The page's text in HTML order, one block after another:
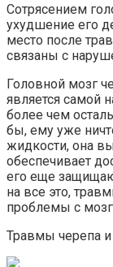
Сотрясением
ухудшение его
место после
связаны с
Головной мозг
является самой
более чем
бы, ему уже
жидкости, она
обеспечивает
его еще
на все это,
проблемы с
Травмы черепа